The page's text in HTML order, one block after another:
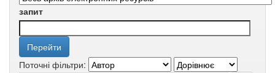
запит
Поточні фільтри: